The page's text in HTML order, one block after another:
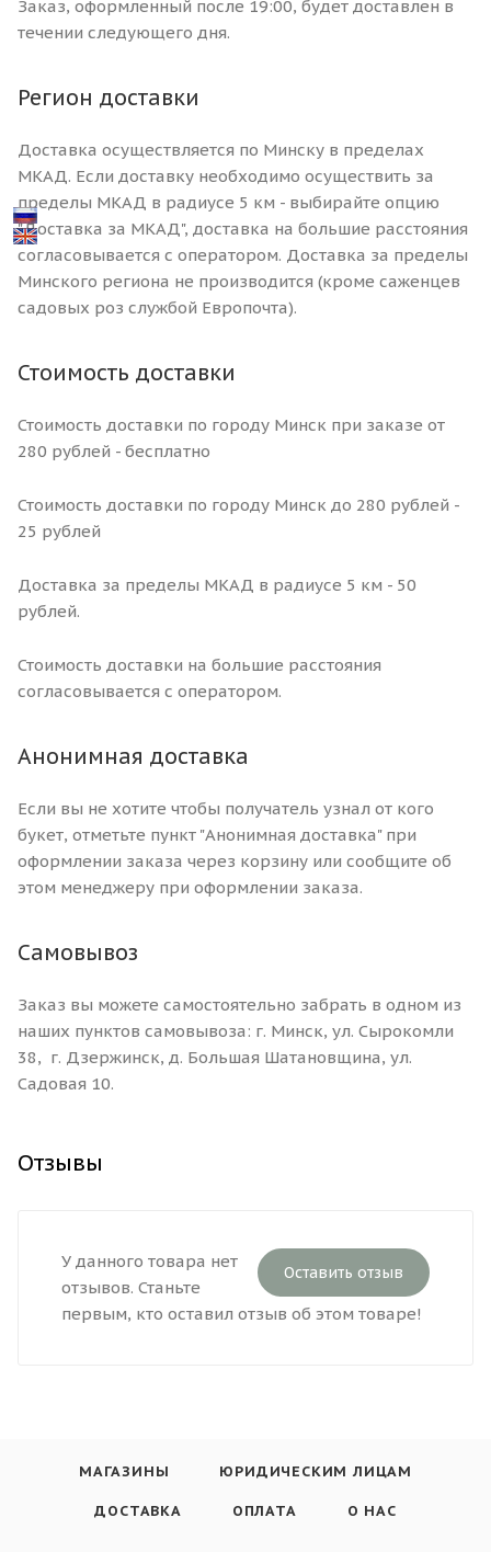
Заказ, оформленный после 19:00, будет доставлен в
течении следующего дня.
Регион доставки
Доставка осуществляется по Минску в пределах
МКАД. Если доставку необходимо осуществить за
пределы МКАД в радиусе 5 км - выбирайте опцию
"Доставка за МКАД", доставка на большие расстояния
согласовывается с оператором. Доставка за пределы
Минского региона не производится (кроме саженцев
садовых роз службой Европочта).
Стоимость доставки
Стоимость доставки по городу Минск при заказе от
280 рублей - бесплатно
Стоимость доставки по городу Минск до 280 рублей -
25 рублей
Доставка за пределы МКАД в радиусе 5 км - 50
рублей.
Стоимость доставки на большие расстояния
согласовывается с оператором.
Анонимная доставка
Если вы не хотите чтобы получатель узнал от кого
букет, отметьте пункт "Анонимная доставка" при
оформлении заказа через корзину или сообщите об
этом менеджеру при оформлении заказа.
Самовывоз
Заказ вы можете самостоятельно забрать в одном из
наших пунктов самовывоза: г. Минск, ул. Сырокомли
38, г. Дзержинск, д. Большая Шатановщина, ул.
Садовая 10.
Отзывы
Оставить отзыв
У данного товара нет
отзывов. Станьте
первым, кто оставил отзыв об этом товаре!
МАГАЗИНЫ ЮРИДИЧЕСКИМ ЛИЦАМ
ДОСТАВКА ОПЛАТА О НАС